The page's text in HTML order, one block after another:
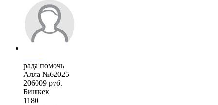
рада помочь
Алла №62025
206009 руб.
Бишкек
1180